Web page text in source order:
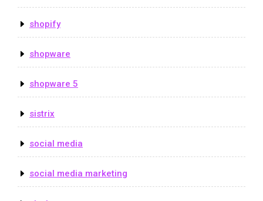
shopify
shopware
shopware 5
sistrix
social media
social media marketing